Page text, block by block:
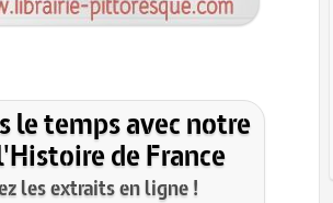
le temps avec notre
de France
les extraits en ligne !